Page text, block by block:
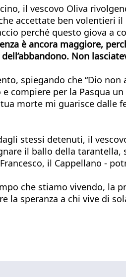
il vescovo Oliva
accettate ben
perché questo giova
è ancora maggiore,
Non
spiegando che “Dio
per la Pasqua
morte mi guarisce
stessi detenuti, il
il ballo della tarantella,
il Cappellano -
che stiamo vivendo,
la speranza a chi vive di